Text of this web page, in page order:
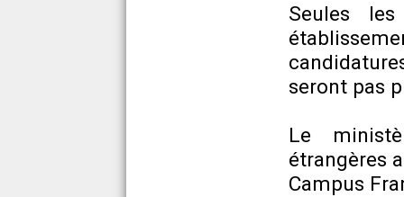
Seules
seront pas
Le
étrangères
Campus